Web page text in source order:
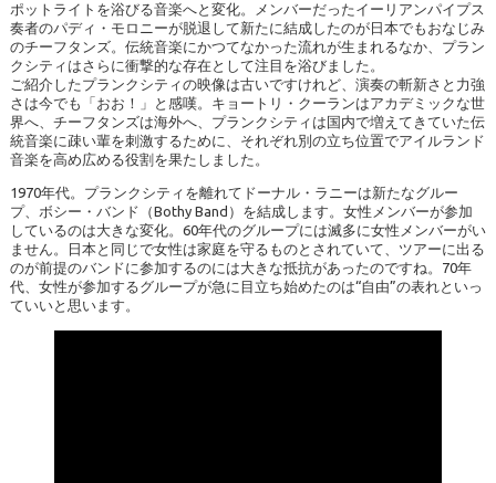
ポットライトを浴びる音楽へと変化。メンバーだったイーリアンパイプス
奏者のパディ・モロニーが脱退して新たに結成したのが日本でもおなじみ
のチーフタンズ。伝統音楽にかつてなかった流れが生まれるなか、プラン
クシティはさらに衝撃的な存在として注目を浴びました。
ご紹介したプランクシティの映像は古いですけれど、演奏の斬新さと力強
さは今でも「おお！」と感嘆。キョートリ・クーランはアカデミックな世
界へ、チーフタンズは海外へ、プランクシティは国内で増えてきていた伝
統音楽に疎い輩を刺激するために、それぞれ別の立ち位置でアイルランド
音楽を高め広める役割を果たしました。
1970年代。プランクシティを離れてドーナル・ラニーは新たなグルー
プ、ボシー・バンド（Bothy Band）を結成します。女性メンバーが参加
しているのは大きな変化。60年代のグループには滅多に女性メンバーがい
ません。日本と同じで女性は家庭を守るものとされていて、ツアーに出る
のが前提のバンドに参加するのには大きな抵抗があったのですね。70年
代、女性が参加するグループが急に目立ち始めたのは“自由”の表れといっ
ていいと思います。